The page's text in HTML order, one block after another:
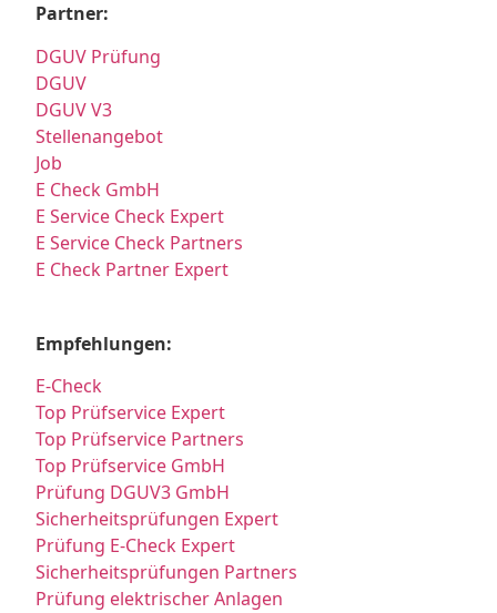
Partner:
DGUV Prüfung
DGUV
DGUV V3
Stellenangebot
Job
E Check GmbH
E Service Check Expert
E Service Check Partners
E Check Partner Expert
Empfehlungen:
E-Check
Top Prüfservice Expert
Top Prüfservice Partners
Top Prüfservice GmbH
Prüfung DGUV3 GmbH
Sicherheitsprüfungen Expert
Prüfung E-Check Expert
Sicherheitsprüfungen Partners
Prüfung elektrischer Anlagen